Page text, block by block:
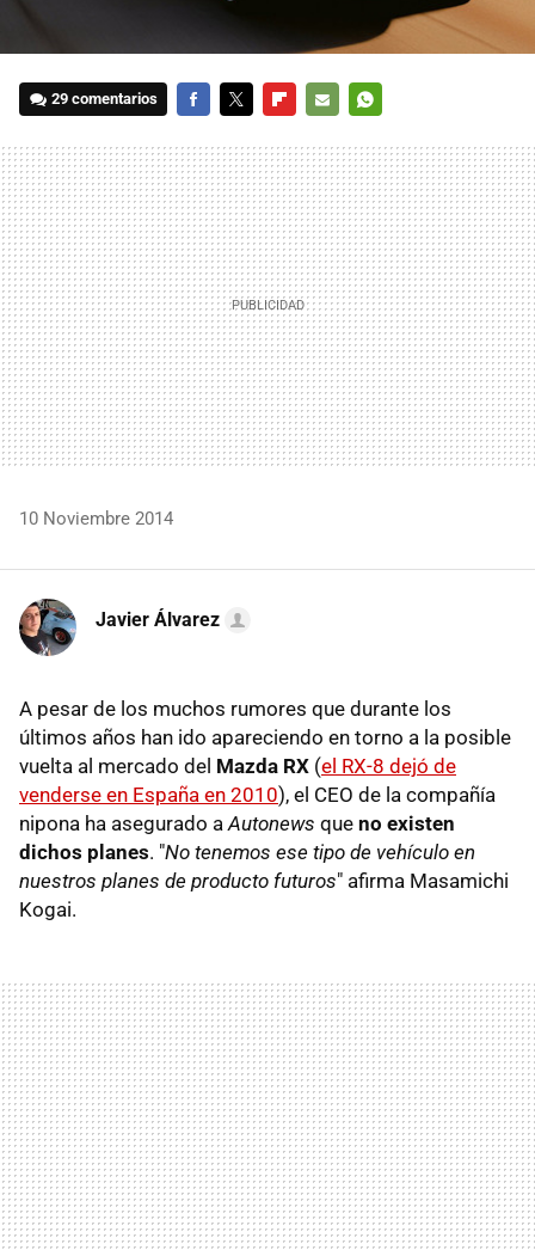
29 comentarios
MAIL
10 Noviembre 2014
Javier Álvarez
A pesar de los muchos rumores que durante los
últimos años han ido apareciendo en torno a la posible
vuelta al mercado del Mazda RX (el RX-8 dejó de
venderse en España en 2010), el CEO de la compañía
nipona ha asegurado a Autonews que no existen
dichos planes. "No tenemos ese tipo de vehículo en
nuestros planes de producto futuros" afirma Masamichi
Kogai.